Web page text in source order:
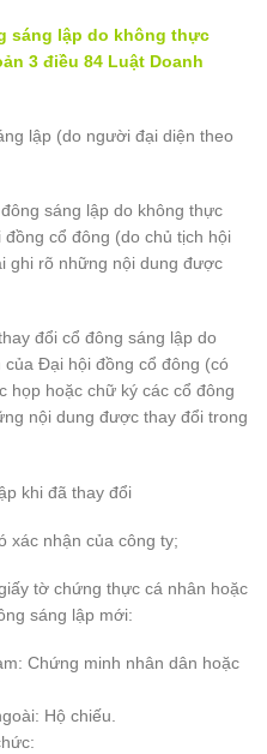
sáng lập do không thực
3 điều 84 Luật Doanh
lập (do người đại diện theo
sáng lập do không thực
cổ đông (do chủ tịch hội
ghi rõ những nội dung được
đổi cổ đông sáng lập do
Đại hội đồng cổ đông (có
họp hoặc chữ ký các cổ đông
nội dung được thay đổi trong
khi đã thay đổi
xác nhận của công ty;
tờ chứng thực cá nhân hoặc
sáng lập mới:
Chứng minh nhân dân hoặc
Hộ chiếu.